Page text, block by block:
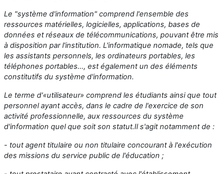
Le "système d'information" comprend l'ensemble des
ressources matérielles, logicielles, applications, bases de
données et réseaux de télécommunications, pouvant être mis
à disposition par l'institution. L'informatique nomade, tels que
les assistants personnels, les ordinateurs portables, les
téléphones portables..., est également un des éléments
constitutifs du système d'information.
Le terme d'«utilisateur» comprend les étudiants ainsi que tout
personnel ayant accès, dans le cadre de l'exercice de son
activité professionnelle, aux ressources du système
d'information quel que soit son statut.Il s'agit notamment de :
- tout agent titulaire ou non titulaire concourant à l'exécution
des missions du service public de l'éducation ;